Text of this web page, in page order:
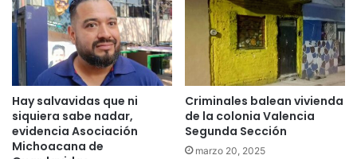
Hay salvavidas que ni
siquiera sabe nadar,
evidencia Asociación
Michoacana de
Criminales balean vivienda
de la colonia Valencia
Segunda Sección
marzo 20, 2025